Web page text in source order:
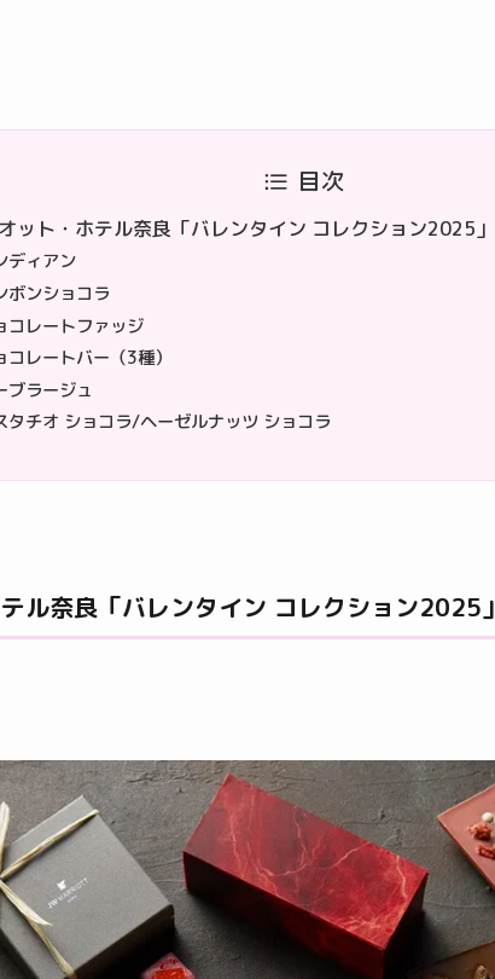
目次
ット・ホテル奈良「バレンタイン コレクション2025」
ディアン
ボンショコラ
コレートファッジ
コレートバー（3種）
ブラージュ
タチオ ショコラ/ヘーゼルナッツ ショコラ
ル奈良「バレンタイン コレクション2025」